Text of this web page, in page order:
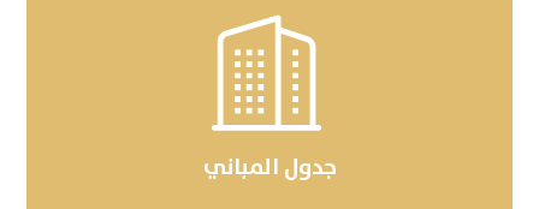

جدول المباني